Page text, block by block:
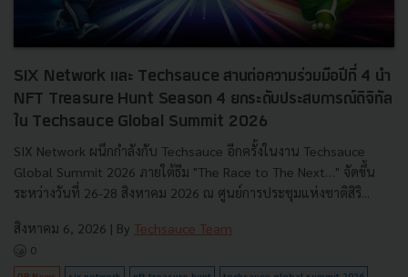
SIX Network และ Techsauce สานต่อความร่วมมือปีที่ 4 นำ
NFT Treasure Hunt Season 4 ยกระดับประสบการณ์ดิจิทัล
ใน Techsauce Global Summit 2026
SIX Network ผนึกกำลังกับ Techsauce อีกครั้งในงาน Techsauce
Global Summit 2026 ภายใต้ธีม "The Race to The Next…" จัดขึ้น
ระหว่างวันที่ 26-28 สิงหาคม 2026 ณ ศูนย์การประชุมแห่งชาติสิริ...
สิงหาคม 6, 2026 | By Techsauce Team
0